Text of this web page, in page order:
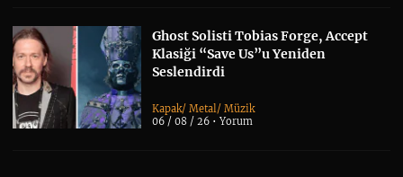
Ghost Solisti Tobias Forge, Accept
Klasiği “Save Us”u Yeniden
Seslendirdi
Kapak/Metal /Müzik
06 / 08 / 26 •Yorum